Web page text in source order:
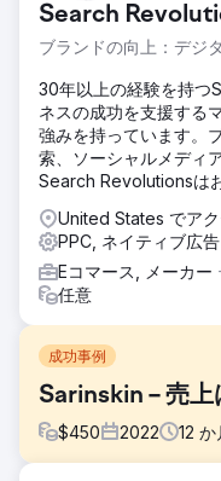
Search
ブランドの向上：デジ
30年以上の経験を持つ
ネスの成功を支援する
強みを持っています。
索、ソーシャルメディ
Search Revolutionsは
United States でア
PPC, ネイティブ広告
Eコマース, メーカー
任意
成功事例
Sarinskin – 売
$450 2022 12 か